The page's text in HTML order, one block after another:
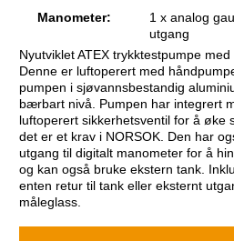
Manometer:
1 x analog
utgang
Nyutviklet ATEX trykktestpumpe
Denne er luftoperert med
pumpen i sjøvannsbestandig
bærbart nivå. Pumpen har integrert
luftoperert sikkerhetsventil for å øke
det er et krav i NORSOK. Den har
utgang til digitalt manometer for å
og kan også bruke ekstern tank.
enten retur til tank eller eksternt
måleglass.